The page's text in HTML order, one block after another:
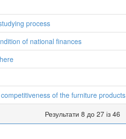
process
of national finances
of the furniture products
Результати 8 до 27 із 46